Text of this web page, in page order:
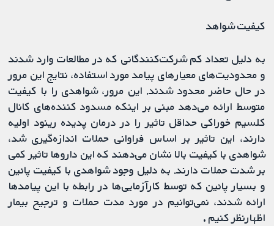
کیفیت شواهد
به دلیل تعداد کم شرکت‌کنندگانی که در مطالعات وارد شدند
و محدودیت‌های معیارهای پیامد مورد استفاده، نتایج این مرور
در حال حاضر محدود شدند. این مرور، شواهدی را با کیفیت
متوسط ​​ارائه می‌دهد مبنی بر اینکه مسدود کننده‌های کانال
کلسیم خوراکی حداقل تاثیر را در درمان پدیده رینود اولیه
دارند، این تاثیر بر اساس فراوانی حملات اندازه‌گیری شد،
شواهدی با کیفیت بالا نشان می‌دهند که این داروها تاثیر کمی
بر شدت حملات دارند. به دلیل وجود شواهدی با کیفیت پائین
و بسیار پائین که توسط کارآزمایی‌ها در رابطه با این پیامدها
ارائه شدند، نمی‌توانیم در مورد مدت حملات و ترجیح بیمار
اظهارنظر کنیم .